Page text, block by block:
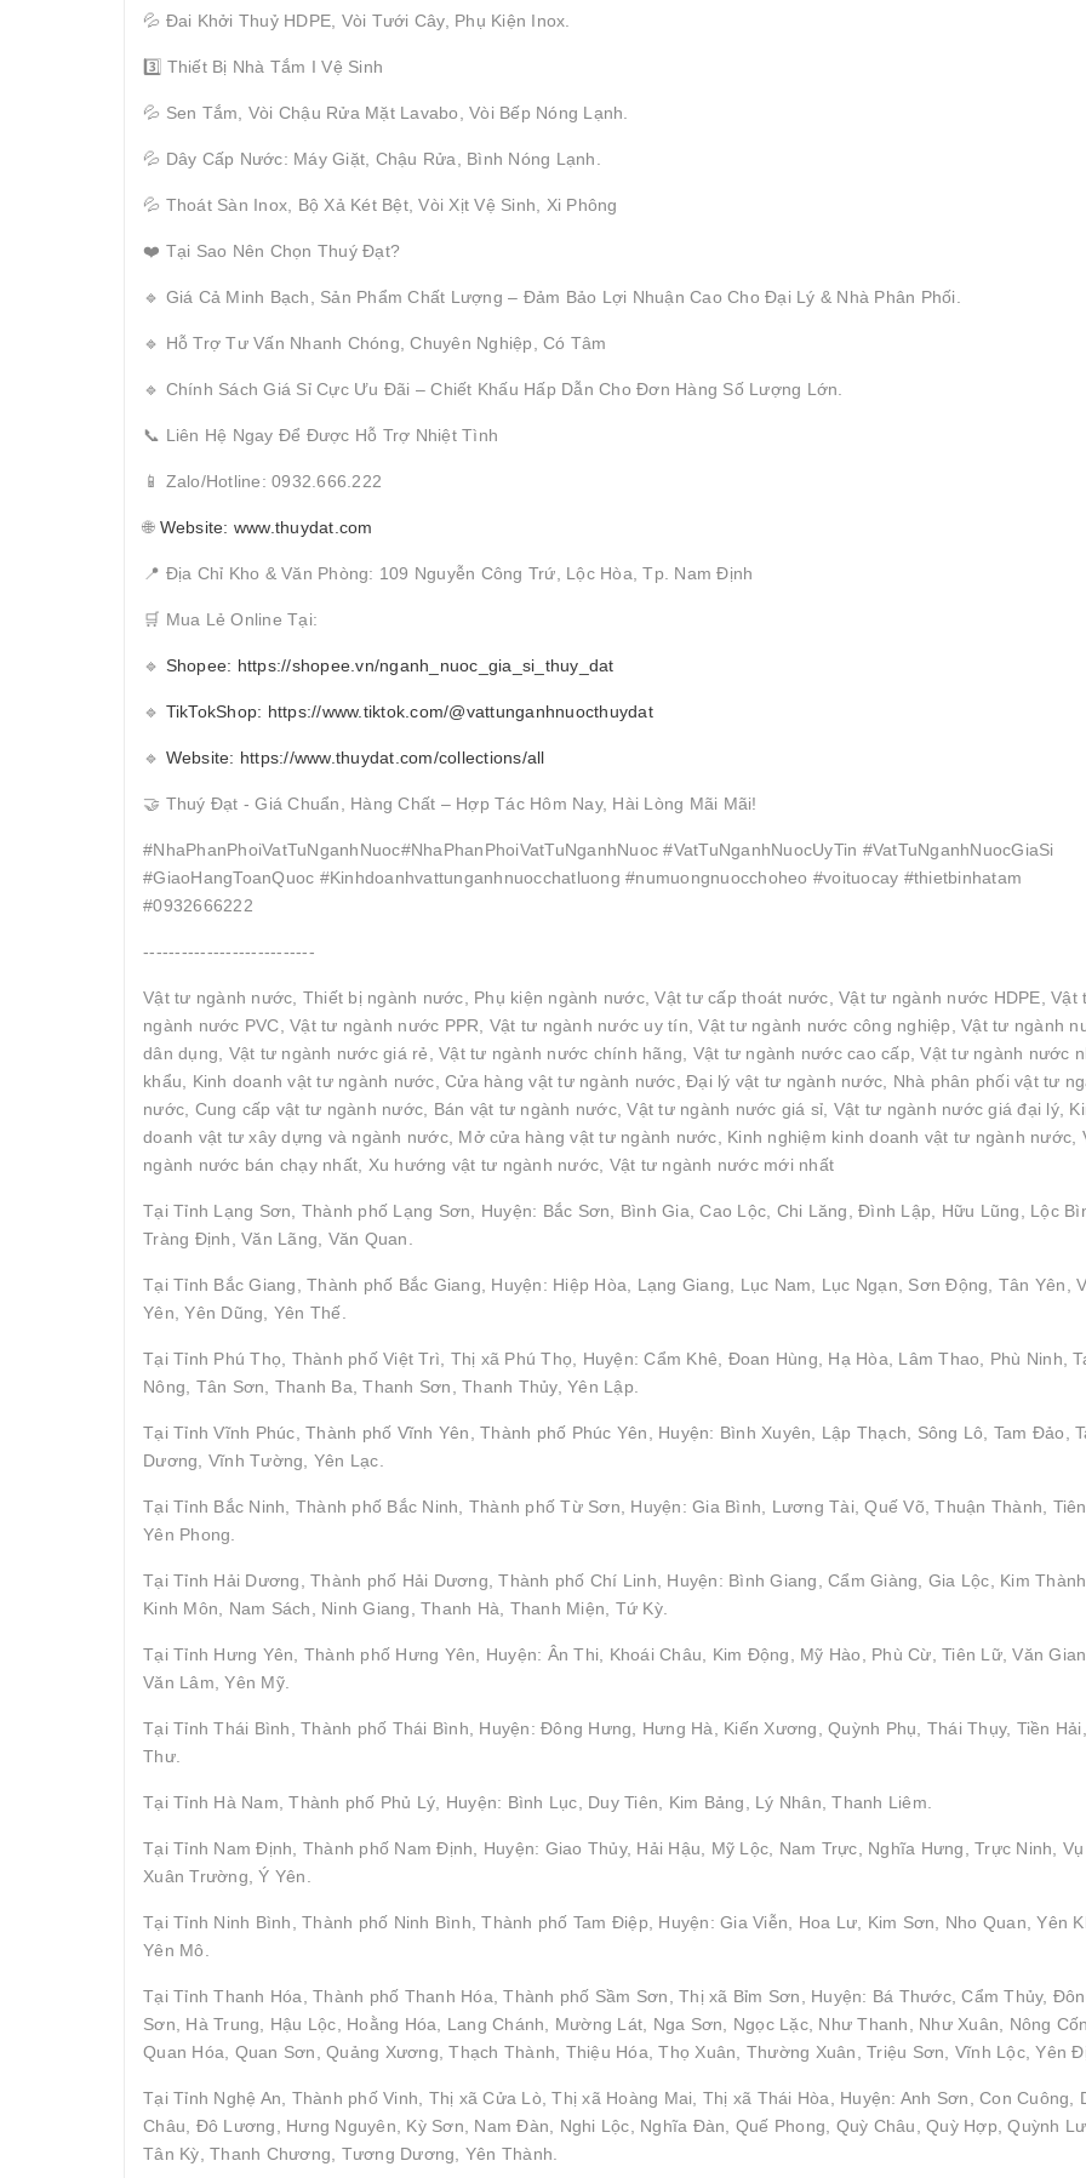
💦 Đai Khởi Thuỷ HDPE, Vòi Tưới Cây, Phụ Kiện Inox.
3️⃣ Thiết Bị Nhà Tắm I Vệ Sinh
💦 Sen Tắm, Vòi Chậu Rửa Mặt Lavabo, Vòi Bếp Nóng Lạnh.
💦 Dây Cấp Nước: Máy Giặt, Chậu Rửa, Bình Nóng Lạnh.
💦 Thoát Sàn Inox, Bộ Xả Két Bệt, Vòi Xịt Vệ Sinh, Xi Phông
❤️ Tại Sao Nên Chọn Thuý Đạt?
🔹 Giá Cả Minh Bạch, Sản Phẩm Chất Lượng – Đảm Bảo Lợi Nhuận Cao Cho Đại Lý & Nhà Phân Phối.
🔹 Hỗ Trợ Tư Vấn Nhanh Chóng, Chuyên Nghiệp, Có Tâm
🔹 Chính Sách Giá Sỉ Cực Ưu Đãi – Chiết Khấu Hấp Dẫn Cho Đơn Hàng Số Lượng Lớn.
📞 Liên Hệ Ngay Để Được Hỗ Trợ Nhiệt Tình
📱 Zalo/Hotline: 0932.666.222
🌐 Website: www.thuydat.com
📍 Địa Chỉ Kho & Văn Phòng: 109 Nguyễn Công Trứ, Lộc Hòa, Tp. Nam Định
🛒 Mua Lẻ Online Tại:
🔹 Shopee: https://shopee.vn/nganh_nuoc_gia_si_thuy_dat
🔹 TikTokShop: https://www.tiktok.com/@vattunganhnuocthuydat
🔹 Website: https://www.thuydat.com/collections/all
🤝 Thuý Đạt - Giá Chuẩn, Hàng Chất – Hợp Tác Hôm Nay, Hài Lòng Mãi Mãi!
#NhaPhanPhoiVatTuNganhNuoc#NhaPhanPhoiVatTuNganhNuoc #VatTuNganhNuocUyTin #VatTuNganhNuocGiaSi
#GiaoHangToanQuoc #Kinhdoanhvattunganhnuocchatluong #numuongnuocchoheo #voituocay #thietbinhatam
#0932666222
---------------------------
Vật tư ngành nước, Thiết bị ngành nước, Phụ kiện ngành nước, Vật tư cấp thoát nước, Vật tư ngành nước HDPE, Vật
ngành nước PVC, Vật tư ngành nước PPR, Vật tư ngành nước uy tín, Vật tư ngành nước công nghiệp, Vật tư ngành
dân dụng, Vật tư ngành nước giá rẻ, Vật tư ngành nước chính hãng, Vật tư ngành nước cao cấp, Vật tư ngành nước
khẩu, Kinh doanh vật tư ngành nước, Cửa hàng vật tư ngành nước, Đại lý vật tư ngành nước, Nhà phân phối vật tư
nước, Cung cấp vật tư ngành nước, Bán vật tư ngành nước, Vật tư ngành nước giá sỉ, Vật tư ngành nước giá đại lý,
doanh vật tư xây dựng và ngành nước, Mở cửa hàng vật tư ngành nước, Kinh nghiệm kinh doanh vật tư ngành nước,
ngành nước bán chạy nhất, Xu hướng vật tư ngành nước, Vật tư ngành nước mới nhất
Tại Tỉnh Lạng Sơn, Thành phố Lạng Sơn, Huyện: Bắc Sơn, Bình Gia, Cao Lộc, Chi Lăng, Đình Lập, Hữu Lũng, Lộc
Tràng Định, Văn Lãng, Văn Quan.
Tại Tỉnh Bắc Giang, Thành phố Bắc Giang, Huyện: Hiệp Hòa, Lạng Giang, Lục Nam, Lục Ngạn, Sơn Động, Tân Yên,
Yên, Yên Dũng, Yên Thế.
Tại Tỉnh Phú Thọ, Thành phố Việt Trì, Thị xã Phú Thọ, Huyện: Cẩm Khê, Đoan Hùng, Hạ Hòa, Lâm Thao, Phù Ninh,
Nông, Tân Sơn, Thanh Ba, Thanh Sơn, Thanh Thủy, Yên Lập.
Tại Tỉnh Vĩnh Phúc, Thành phố Vĩnh Yên, Thành phố Phúc Yên, Huyện: Bình Xuyên, Lập Thạch, Sông Lô, Tam Đảo,
Dương, Vĩnh Tường, Yên Lạc.
Tại Tỉnh Bắc Ninh, Thành phố Bắc Ninh, Thành phố Từ Sơn, Huyện: Gia Bình, Lương Tài, Quế Võ, Thuận Thành, Tiên
Yên Phong.
Tại Tỉnh Hải Dương, Thành phố Hải Dương, Thành phố Chí Linh, Huyện: Bình Giang, Cẩm Giàng, Gia Lộc, Kim Thành,
Kinh Môn, Nam Sách, Ninh Giang, Thanh Hà, Thanh Miện, Tứ Kỳ.
Tại Tỉnh Hưng Yên, Thành phố Hưng Yên, Huyện: Ân Thi, Khoái Châu, Kim Động, Mỹ Hào, Phù Cừ, Tiên Lữ, Văn
Văn Lâm, Yên Mỹ.
Tại Tỉnh Thái Bình, Thành phố Thái Bình, Huyện: Đông Hưng, Hưng Hà, Kiến Xương, Quỳnh Phụ, Thái Thụy, Tiền
Thư.
Tại Tỉnh Hà Nam, Thành phố Phủ Lý, Huyện: Bình Lục, Duy Tiên, Kim Bảng, Lý Nhân, Thanh Liêm.
Tại Tỉnh Nam Định, Thành phố Nam Định, Huyện: Giao Thủy, Hải Hậu, Mỹ Lộc, Nam Trực, Nghĩa Hưng, Trực Ninh, Vụ
Xuân Trường, Ý Yên.
Tại Tỉnh Ninh Bình, Thành phố Ninh Bình, Thành phố Tam Điệp, Huyện: Gia Viễn, Hoa Lư, Kim Sơn, Nho Quan, Yên
Yên Mô.
Tại Tỉnh Thanh Hóa, Thành phố Thanh Hóa, Thành phố Sầm Sơn, Thị xã Bỉm Sơn, Huyện: Bá Thước, Cẩm Thủy,
Sơn, Hà Trung, Hậu Lộc, Hoằng Hóa, Lang Chánh, Mường Lát, Nga Sơn, Ngọc Lặc, Như Thanh, Như Xuân, Nông
Quan Hóa, Quan Sơn, Quảng Xương, Thạch Thành, Thiệu Hóa, Thọ Xuân, Thường Xuân, Triệu Sơn, Vĩnh Lộc, Yên
Tại Tỉnh Nghệ An, Thành phố Vinh, Thị xã Cửa Lò, Thị xã Hoàng Mai, Thị xã Thái Hòa, Huyện: Anh Sơn, Con Cuông,
Châu, Đô Lương, Hưng Nguyên, Kỳ Sơn, Nam Đàn, Nghi Lộc, Nghĩa Đàn, Quế Phong, Quỳ Châu, Quỳ Hợp, Quỳnh
Tân Kỳ, Thanh Chương, Tương Dương, Yên Thành.